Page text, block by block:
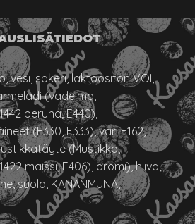
LISÄTIEDOT
vesi, sokeri, laktoositon VOI,
(vadelma,
peruna, E440),
(E330, E333), väri E162,
(Mustikka,
maissi, E406), aromi), hiiva,
suola, KANANMUNA,